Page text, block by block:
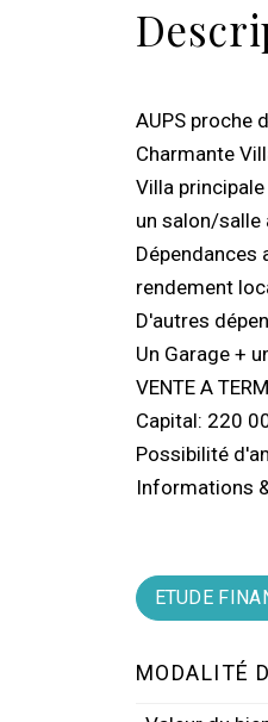
AUPS proche
Charmante
Villa
un salon/salle
Dépendances
rendement
D'autres
Un Garage +
VENTE A
Capital: 220
Possibilité
Informations
ETUDE
MODALITÉ